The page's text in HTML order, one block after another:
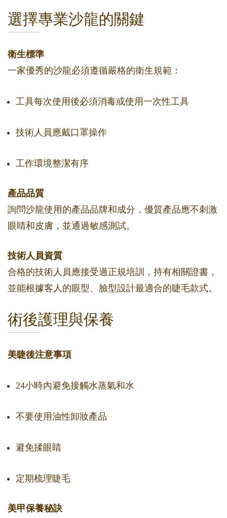
選擇專業沙龍的關鍵
衛生標準
一家優秀的沙龍必須遵循嚴格的衛生規範：
工具每次使用後必須消毒或使用一次性工具
技術人員應戴口罩操作
工作環境整潔有序
產品品質
詢問沙龍使用的產品品牌和成分，優質產品應不刺激
眼睛和皮膚，並通過敏感測試。
技術人員資質
合格的技術人員應接受過正規培訓，持有相關證書，
並能根據客人的眼型、臉型設計最適合的睫毛款式。
術後護理與保養
美睫後注意事項
24小時內避免接觸水蒸氣和水
不要使用油性卸妝產品
避免揉眼睛
定期梳理睫毛
美甲保養秘訣